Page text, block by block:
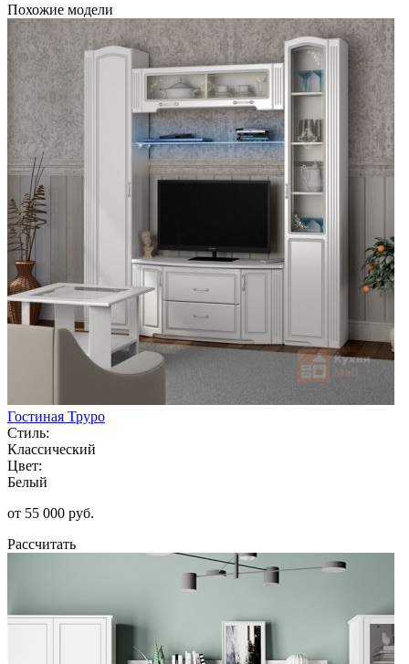
Похожие модели
Гостиная Труро
Стиль:
Классический
Цвет:
Белый
от 55 000 руб.
Рассчитать